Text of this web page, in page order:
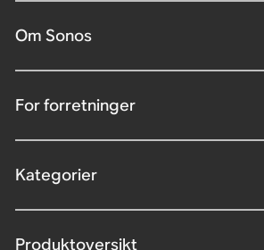
Om Sonos
For forretninger
Kategorier
Produktoversikt